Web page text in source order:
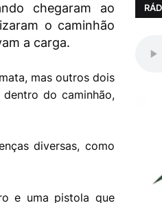
chegaram ao
o caminhão
a carga.
mas outros dois
do caminhão,
diversas, como
e uma pistola que